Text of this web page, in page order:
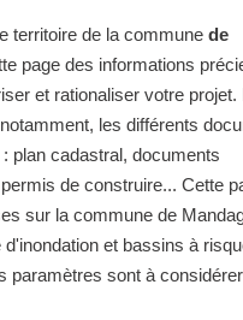
territoire de la commune de
page des informations
et rationaliser votre projet.
les différents
plan cadastral, documents
de construire... Cette
sur la commune de
et bassins à
paramètres sont à